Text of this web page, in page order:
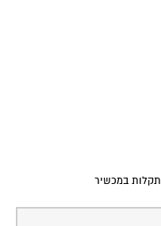
תקלות במכשיר